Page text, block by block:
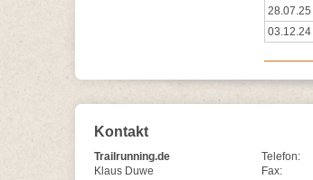
28.07.25
03.12.24
Kontakt
Trailrunning.de
Klaus Duwe
Telefon:
Fax: